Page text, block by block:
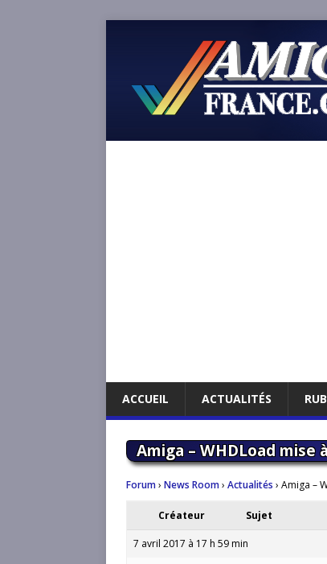
ACCUEIL ACTUALITÉS
Amiga – WHDLoad mise
Forum› News Room› Actualités › Amiga –
Créateur Sujet
7 avril 2017 à 17 h 59 min